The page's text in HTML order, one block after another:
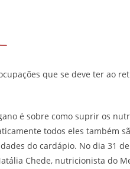
que se deve ter ao
é sobre como suprir os
todos eles também
do cardápio. No dia 31
Chede, nutricionista do